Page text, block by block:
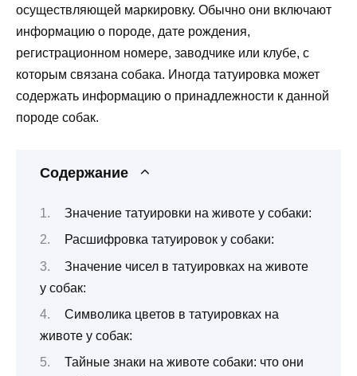
осуществляющей маркировку. Обычно они включают
информацию о породе, дате рождения,
регистрационном номере, заводчике или клубе, с
которым связана собака. Иногда татуировка может
содержать информацию о принадлежности к данной
породе собак.
Содержание
Значение татуировки на животе у собаки:
Расшифровка татуировок у собаки:
Значение чисел в татуировках на животе
у собак:
Символика цветов в татуировках на
животе у собак:
Тайные знаки на животе собаки: что они